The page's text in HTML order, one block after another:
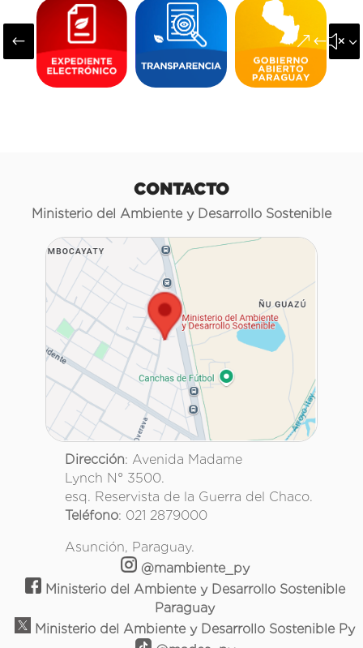
#
CONTACTO
Ministerio del Ambiente y Desarrollo Sostenible
Dirección: Avenida Madame
Lynch N° 3500.
esq. Reservista de la Guerra del Chaco.
Teléfono: 021 2879000
Asunción, Paraguay.
@mambiente_py
Ministerio del Ambiente y Desarrollo Sostenible
Paraguay
Ministerio del Ambiente y Desarrollo Sostenible Py